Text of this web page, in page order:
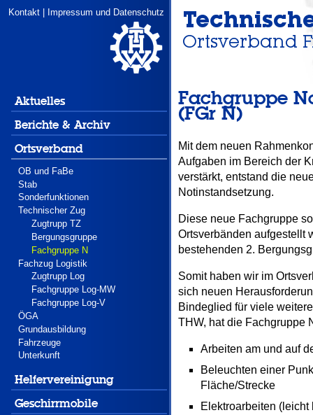
Kontakt Impressum und Datenschutz
Aktuelles
Berichte & Archiv
Ortsverband
OB und FaBe
Stab
Sonderfunktionen
Technischer Zug
Zugtrupp TZ
Bergungsgruppe
Fachgruppe N
Fachzug Logistik
Zugtrupp Log
Fachgruppe Log-MW
Fachgruppe Log-V
ÖGA
Grundausbildung
Fahrzeuge
Unterkunft
Helfervereinigung
Geschirrmobile
Fachgruppe
(FGr N)
Mit dem neuen
Aufgaben im Bereich der
verstärkt, entstand die
Notinstandsetzung.
Diese neue Fachgruppe
Ortsverbänden aufgestellt
bestehenden 2.
Somit haben wir im
sich neuen
Bindeglied für viele
THW, hat die Fachgruppe
Arbeiten am und auf
Beleuchten einer
Fläche/Strecke
Elektroarbeiten (leicht